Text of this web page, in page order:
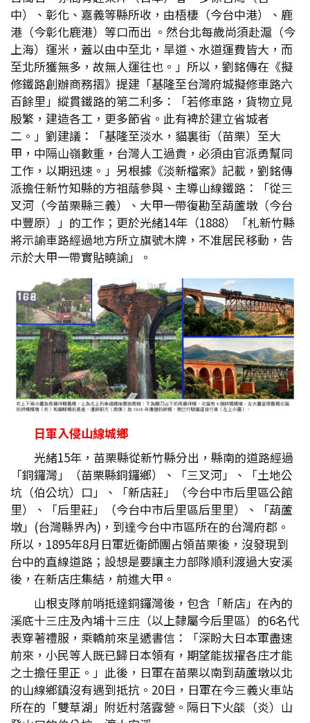
中）、彰化、嘉義等縣所收，由梧棲（今台中港）、鹿
港（今彰化鹿港）等口而出 。然台北每歲尚須赴滬（今
上海）運米，蓋以由中至北，旱道、水道運費皆大，而
至北所獲無多，故無人運往也。」所以，劉銘傳在《擬
修鐵路創辦商務摺》提建「基隆至台灣府城擬修車路六
百餘里」縱貫鐵路的第二利多：「若修車路，貨物立見
殷繁，建造各工，更多節省。此有裨於建立省城者
二。」劉建議：「基隆至淡水，貓裏街（苗栗）至大
甲，中隔山嶺數重，台灣人工過貴，必須由官派勇幫同
工作，以期迅速。」另根據《淡新檔案》記載，劉銘傳
派擔任新竹知縣的方祖蔭參與、主導山線鐵路：「從三
叉河（今苗栗縣三義）、大甲一帶復勘至葫蘆墩（今台
中豐原）」的工作；更於光緒14年（1888）「札新竹縣
將示諭車路經過地方所立旗號木牌，不准居民移動，告
示於大甲一帶實貼曉諭」。
日軍入侵山線城鄉
光緒15年，苗栗縣從新竹縣分出，縣南的道路經過
「銅鑼灣」（苗栗縣銅鑼鄉）、「三叉河」、「土地公
坑（伯公坑）口」、「新店莊」（今台中市后里區公館
里）、「后里莊」（今台中市后里區后里里）、「葫蘆
墩」(台灣縣界內)，到達今台中市區所在的台灣府郡。
所以，1895年8月日軍近衛師團占領苗栗後，沒發現到
台中的直線道路；設想是要讓主力部隊順利渡過大安溪
後，在新店庄集結，前進大甲。
山根支隊前哨抵達銅鑼灣後，包含「新店」在內的
溪底十三庄及內埔十三庄（以上隸屬今后里區）的6名代
表穿著禮服，乘轎前來呈遞書信：「深盼大日本軍盡速
前來，小民等人既已歸日本領有，期望能拔擢各庄才能
之士擔任里正。」此後，日軍在苗栗以南到葫蘆墩以北
的山線鄉鎮沒有遇到抵抗。20日，日軍在今三義火車站
所在的「雙草湖」附近村落露營。隔日下火燄（炎）山